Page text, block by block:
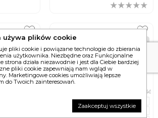
48h
szerokość
18 mm
48h
używa plików cookie
pliki cookie i powiązane technologie do zbierania
użytkownika. Niezbędne oraz Funkcjonalne
strona działa niezawodnie i jest dla Ciebie bardziej
pliki cookie zapewniają nam wgląd w
Marketingowe cookies umożliwiają lepsze
do Twoich zainteresowań.
Zaakceptuj wszystkie